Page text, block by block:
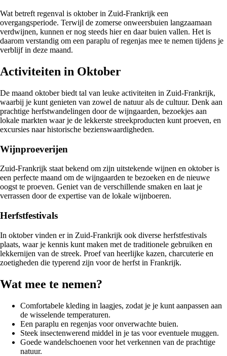
Wat betreft regenval is oktober in Zuid-Frankrijk een
overgangsperiode. Terwijl de zomerse onweersbuien langzaamaan
verdwijnen, kunnen er nog steeds hier en daar buien vallen. Het is
daarom verstandig om een paraplu of regenjas mee te nemen tijdens je
verblijf in deze maand.
Activiteiten in Oktober
De maand oktober biedt tal van leuke activiteiten in Zuid-Frankrijk,
waarbij je kunt genieten van zowel de natuur als de cultuur. Denk aan
prachtige herfstwandelingen door de wijngaarden, bezoekjes aan
lokale markten waar je de lekkerste streekproducten kunt proeven, en
excursies naar historische bezienswaardigheden.
Wijnproeverijen
Zuid-Frankrijk staat bekend om zijn uitstekende wijnen en oktober is
een perfecte maand om de wijngaarden te bezoeken en de nieuwe
oogst te proeven. Geniet van de verschillende smaken en laat je
verrassen door de expertise van de lokale wijnboeren.
Herfstfestivals
In oktober vinden er in Zuid-Frankrijk ook diverse herfstfestivals
plaats, waar je kennis kunt maken met de traditionele gebruiken en
lekkernijen van de streek. Proef van heerlijke kazen, charcuterie en
zoetigheden die typerend zijn voor de herfst in Frankrijk.
Wat mee te nemen?
Comfortabele kleding in laagjes, zodat je je kunt aanpassen aan
de wisselende temperaturen.
Een paraplu en regenjas voor onverwachte buien.
Steek insectenwerend middel in je tas voor eventuele muggen.
Goede wandelschoenen voor het verkennen van de prachtige
natuur.